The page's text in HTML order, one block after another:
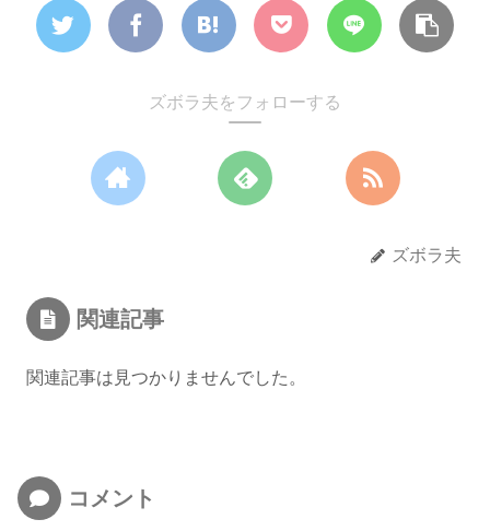
ズボラ夫をフォローする
ズボラ夫
関連記事
関連記事は見つかりませんでした。
コメント